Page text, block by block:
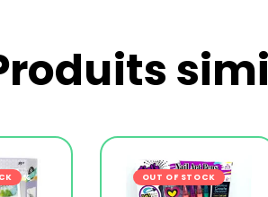
-27% OUT OF STOCK